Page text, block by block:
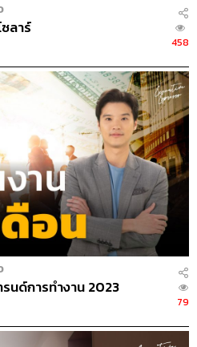
ลาร์
458
รนด์การทำงาน 2023
79